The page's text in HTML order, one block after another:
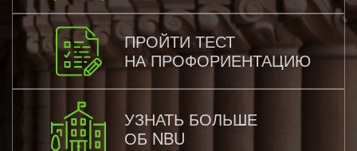
ПРОЙТИ ТЕСТ
НА ПРОФОРИЕНТАЦИЮ
УЗНАТЬ БОЛЬШЕ
ОБ NBU